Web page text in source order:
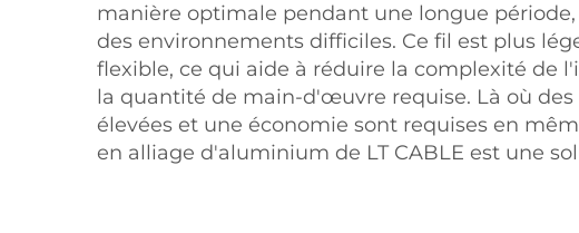
manière optimale pendant une longue
des environnements difficiles. Ce fil est plus
flexible, ce qui aide à réduire la complexité de
la quantité de main-d'œuvre requise. Là où
élevées et une économie sont requises en
en alliage d'aluminium de LT CABLE est une